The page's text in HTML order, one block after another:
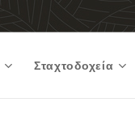
Σταχτοδοχεία